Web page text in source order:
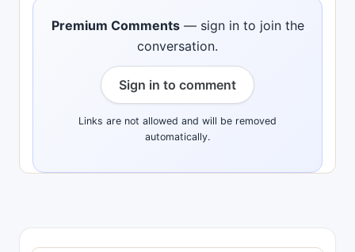
Premium Comments— sign in to join the
conversation.
Sign in to comment
Links are not allowed and will be removed
automatically.